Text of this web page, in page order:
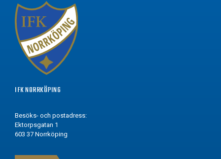
IFK NORRKÖPING
Besöks- och postadress:
Ektorpsgatan 1
603 37 Norrköping